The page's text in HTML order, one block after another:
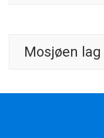
Mosjøen lag